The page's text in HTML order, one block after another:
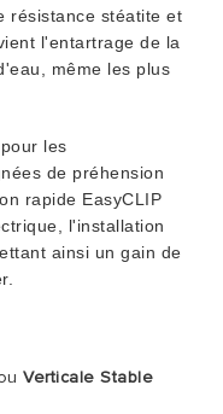
résistance stéatite et
l'entartrage de la
même les plus
les
de préhension
rapide EasyCLIP
l'installation
ainsi un gain de
Verticale Stable